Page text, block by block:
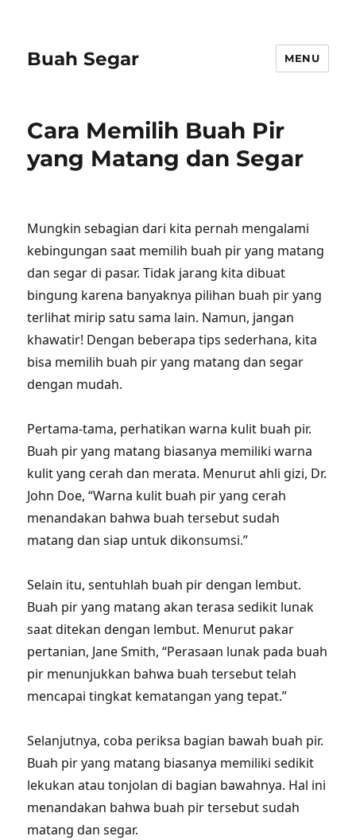
Buah Segar MENU
Cara Memilih Buah Pir
yang Matang dan Segar
Mungkin sebagian dari kita pernah mengalami
kebingungan saat memilih buah pir yang matang
dan segar di pasar. Tidak jarang kita dibuat
bingung karena banyaknya pilihan buah pir yang
terlihat mirip satu sama lain. Namun, jangan
khawatir! Dengan beberapa tips sederhana, kita
bisa memilih buah pir yang matang dan segar
dengan mudah.
Pertama-tama, perhatikan warna kulit buah pir.
Buah pir yang matang biasanya memiliki warna
kulit yang cerah dan merata. Menurut ahli gizi, Dr.
John Doe, “Warna kulit buah pir yang cerah
menandakan bahwa buah tersebut sudah
matang dan siap untuk dikonsumsi.”
Selain itu, sentuhlah buah pir dengan lembut.
Buah pir yang matang akan terasa sedikit lunak
saat ditekan dengan lembut. Menurut pakar
pertanian, Jane Smith, “Perasaan lunak pada buah
pir menunjukkan bahwa buah tersebut telah
mencapai tingkat kematangan yang tepat.”
Selanjutnya, coba periksa bagian bawah buah pir.
Buah pir yang matang biasanya memiliki sedikit
lekukan atau tonjolan di bagian bawahnya. Hal ini
menandakan bahwa buah pir tersebut sudah
matang dan segar.